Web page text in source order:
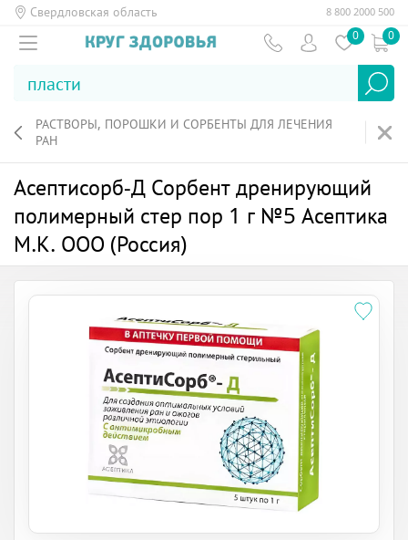
Свердловская область 8 800 2000 500
0 0
РАСТВОРЫ, ПОРОШКИ И СОРБЕНТЫ ДЛЯ ЛЕЧЕНИЯ
РАН
Асептисорб-Д Сорбент дренирующий
полимерный стер пор 1 г №5 Асептика
М.К. ООО (Россия)